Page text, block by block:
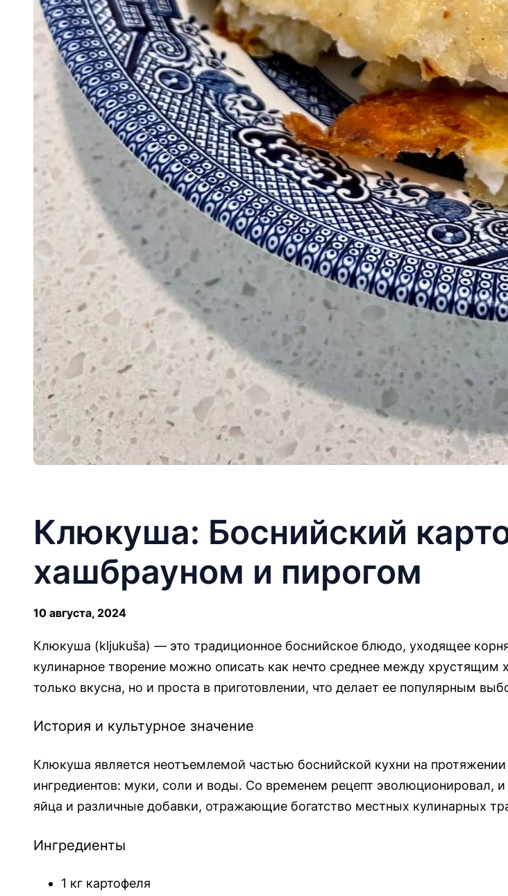
Клюкуша: Боснийский
хашбрауном и пирогом
10 августа, 2024
Клюкуша (kljukuša) — это традиционное боснийское блюдо, уходящее
кулинарное творение можно описать как нечто среднее между
только вкусна, но и проста в приготовлении, что делает ее популярным
История и культурное значение
Клюкуша является неотъемлемой частью боснийской кухни на
ингредиентов: муки, соли и воды. Со временем рецепт эволюционировал,
яйца и различные добавки, отражающие богатство местных кулинарных
Ингредиенты
1 кг картофеля